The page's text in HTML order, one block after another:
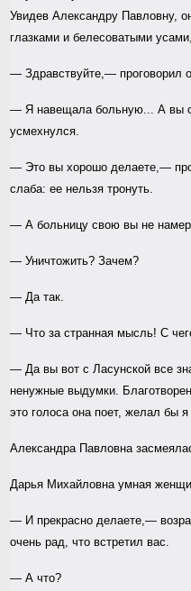
Увидев Александру Павловну,
глазками и белесоватыми
— Здравствуйте,— проговорил
— Я навещала больную... А вы
усмехнулся.
— Это вы хорошо делаете,—
слаба: ее нельзя тронуть.
— А больницу свою вы не
— Уничтожить? Зачем?
— Да так.
— Что за странная мысль! С
— Да вы вот с Ласунской все
ненужные выдумки.
это голоса она поет, желал бы я
Александра Павловна
Дарья Михайловна умная
— И прекрасно делаете,—
очень рад, что встретил вас.
— А что?